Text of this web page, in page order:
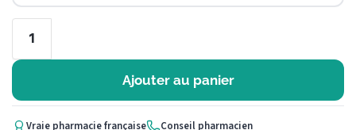
Ajouter au panier
Vraie pharmacie française
Conseil pharmacien